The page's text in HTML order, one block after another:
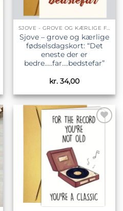
SJOVE - GROVE OG KÆRLIGE FØDSELSDAGSKORT
Sjove – grove og kærlige
fødselsdagskort: “Det
eneste der er
bedre…..far….bedstefar”
kr. 34,00
ønskeliste